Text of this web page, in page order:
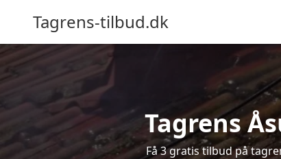
Tagrens-tilbud.dk
Tagrens
Få 3 gratis tilbud på